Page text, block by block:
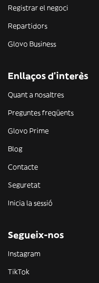
Registrar el negoci
Repartidors
Glovo Business
Enllaços d'interès
Quant a nosaltres
Preguntes freqüents
Glovo Prime
Blog
Contacte
Seguretat
Inicia la sessió
Segueix-nos
Instagram
TikTok